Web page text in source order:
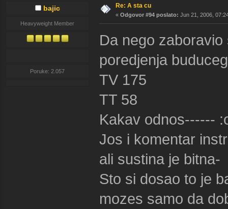
bajic
Heavyweight Member
Poruke: 2.057
Re: A sta cu
« Odgovor #94 poslato: Jun 21, 2006,
Da nego
poredjenja
TV 175
TT 58
Kakav odnos------
Jos i komentar
ali sustina je bitna-
Sto si dosao to je
mozes samo da